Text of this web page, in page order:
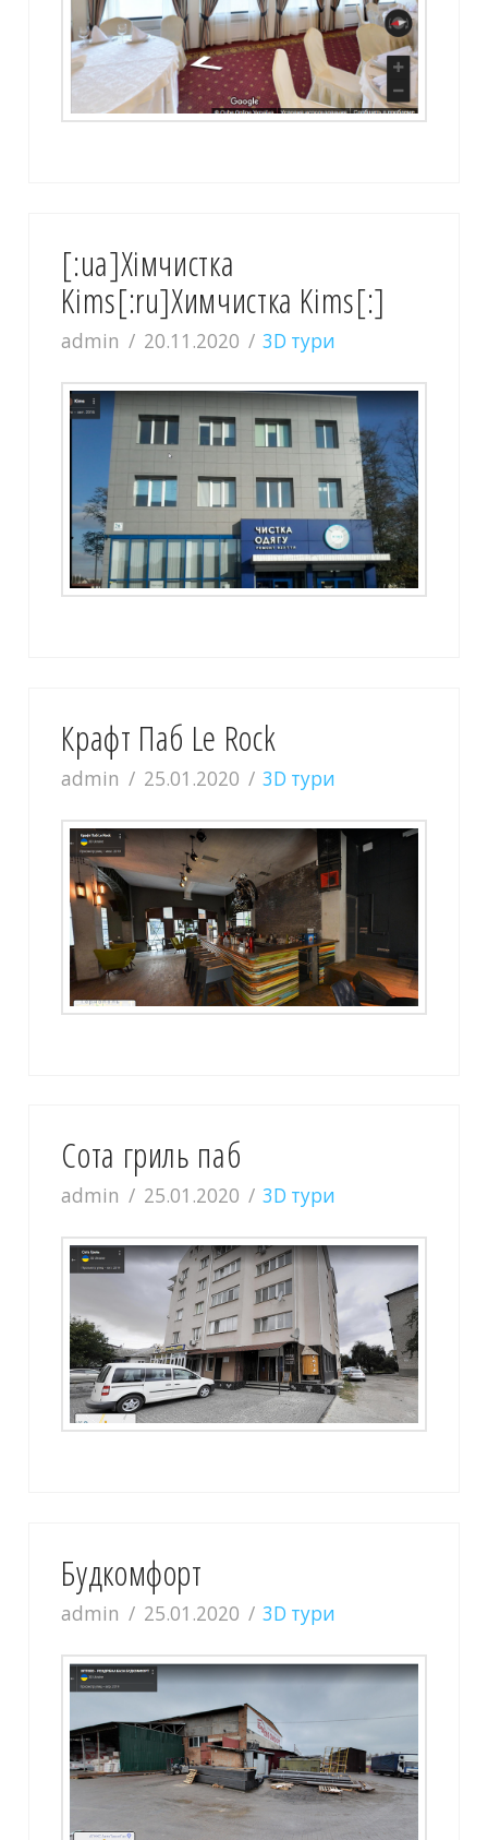
[:ua]Хiмчистка
Kims[:ru]Химчистка Kims[:]
admin 20.11.2020 3D тури
Крафт Паб Le Rock
admin 25.01.2020 3D тури
Сота гриль паб
admin 25.01.2020 3D тури
Будкомфорт
admin 25.01.2020 3D тури